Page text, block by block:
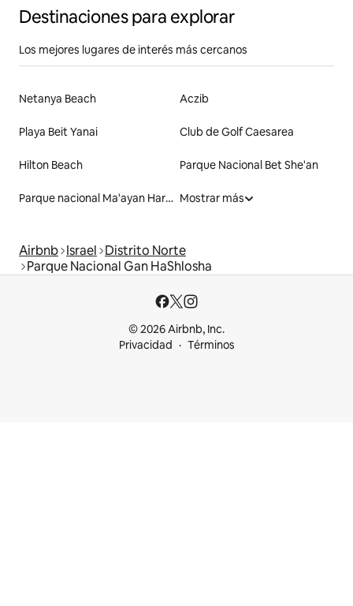
Destinaciones para explorar
Los mejores lugares de interés más cercanos
Netanya Beach Aczib
Playa Beit Yanai Club de Golf Caesarea
Hilton Beach Parque Nacional Bet She'an
Parque nacional Ma'ayan Harod Mostrar más
Airbnb Israel Distrito Norte
Parque Nacional Gan HaShlosha
© 2026 Airbnb, Inc.
Privacidad
Términos